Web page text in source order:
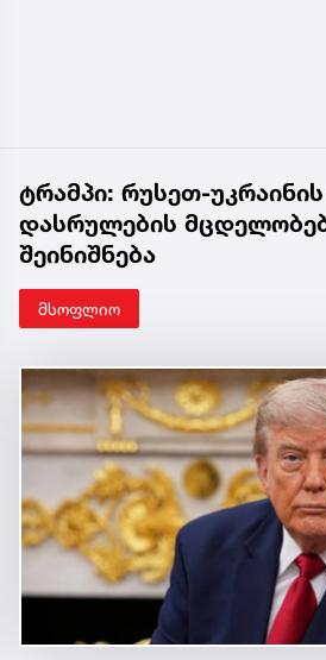
ტრამპი: რუსეთ-
დასრულების
შეინიშნება
მსოფლიო